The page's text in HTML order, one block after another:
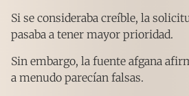
Si se consideraba creíble, la
pasaba a tener mayor prioridad.
Sin embargo, la fuente afgana
a menudo parecían falsas.